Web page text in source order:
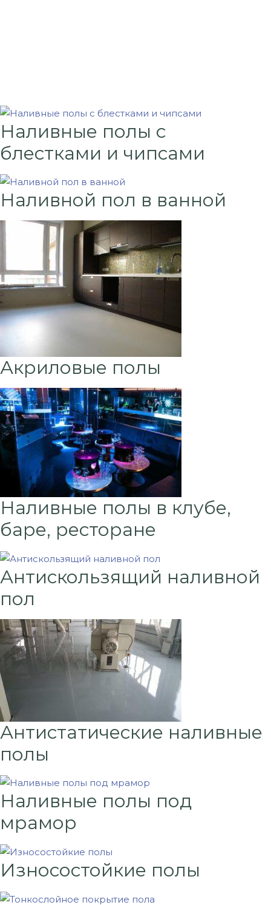
Наливные полы с
блестками и чипсами
Наливной пол в ванной
Акриловые полы
Наливные полы в клубе,
баре, ресторане
Антискользящий наливной
пол
Антистатические наливные
полы
Наливные полы под
мрамор
Износостойкие полы